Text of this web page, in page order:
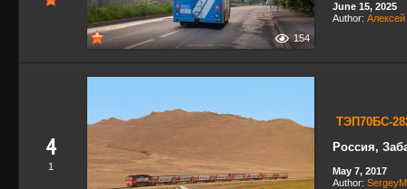
154
June 15, 2025
Author:
4
1
ТЭП70БС-
Россия,
May 7, 2017
Author: SergeyM